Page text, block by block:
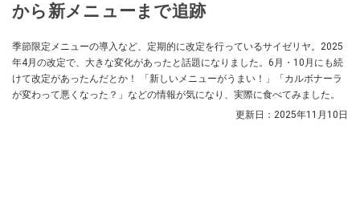
から新メニューまで追跡
季節限定メニューの導入など、定期的に改定を行っているサイゼリヤ。2025
年4月の改定で、大きな変化があったと話題になりました。6月・10月にも続
けて改定があったんだとか！ 「新しいメニューがうまい！」「カルボナーラ
が変わって悪くなった？」などの情報が気になり、実際に食べてみました。
更新日： 2025年11月10日